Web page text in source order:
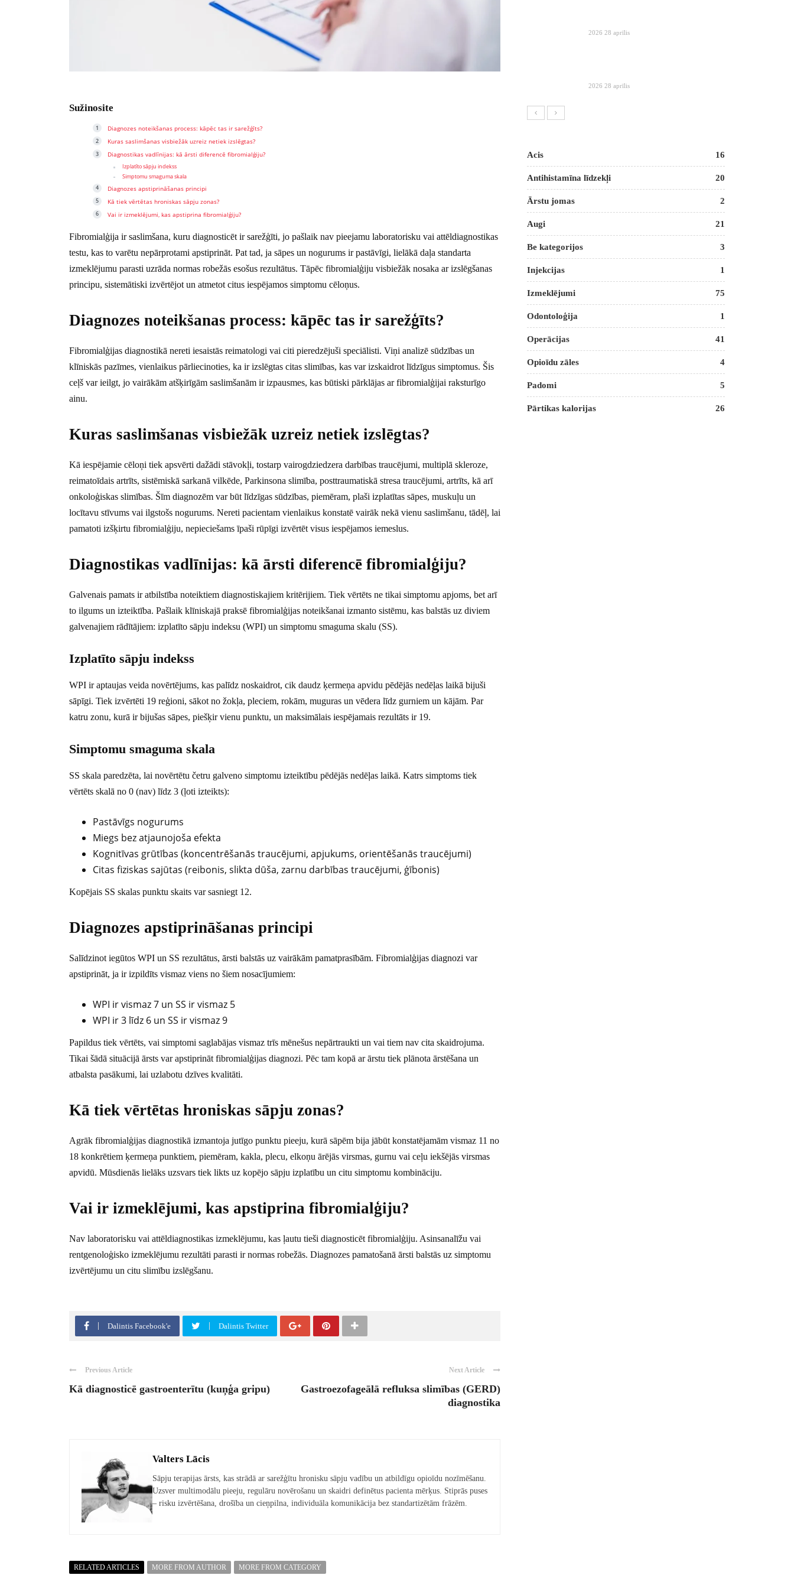
Sužinosite
Diagnozes noteikšanas process: kāpēc tas ir sarežģīts?
Kuras saslimšanas visbiežāk uzreiz netiek izslēgtas?
Diagnostikas vadlīnijas: kā ārsti diferencē fibromialģiju?
Izplatīto sāpju indekss
Simptomu smaguma skala
Diagnozes apstiprināšanas principi
Kā tiek vērtētas hroniskas sāpju zonas?
Vai ir izmeklējumi, kas apstiprina fibromialģiju?
Fibromialģija ir saslimšana, kuru diagnosticēt ir sarežģīti, jo pašlaik nav pieejamu laboratorisku vai attēldiagnostikas
testu, kas to varētu nepārprotami apstiprināt. Pat tad, ja sāpes un nogurums ir pastāvīgi, lielākā daļa standarta
izmeklējumu parasti uzrāda normas robežās esošus rezultātus. Tāpēc fibromialģiju visbiežāk nosaka ar izslēgšanas
principu, sistemātiski izvērtējot un atmetot citus iespējamos simptomu cēloņus.
Diagnozes noteikšanas process: kāpēc tas ir sarežģīts?
Fibromialģijas diagnostikā nereti iesaistās reimatologi vai citi pieredzējuši speciālisti. Viņi analizē sūdzības un
klīniskās pazīmes, vienlaikus pārliecinoties, ka ir izslēgtas citas slimības, kas var izskaidrot līdzīgus simptomus. Šis
ceļš var ieilgt, jo vairākām atšķirīgām saslimšanām ir izpausmes, kas būtiski pārklājas ar fibromialģijai raksturīgo
ainu.
Kuras saslimšanas visbiežāk uzreiz netiek izslēgtas?
Kā iespējamie cēloņi tiek apsvērti dažādi stāvokļi, tostarp vairogdziedzera darbības traucējumi, multiplā skleroze,
reimatoīdais artrīts, sistēmiskā sarkanā vilkēde, Parkinsona slimība, posttraumatiskā stresa traucējumi, artrīts, kā arī
onkoloģiskas slimības. Šīm diagnozēm var būt līdzīgas sūdzības, piemēram, plaši izplatītas sāpes, muskuļu un
locītavu stīvums vai ilgstošs nogurums. Nereti pacientam vienlaikus konstatē vairāk nekā vienu saslimšanu, tādēļ, lai
pamatoti izšķirtu fibromialģiju, nepieciešams īpaši rūpīgi izvērtēt visus iespējamos iemeslus.
Diagnostikas vadlīnijas: kā ārsti diferencē fibromialģiju?
Galvenais pamats ir atbilstība noteiktiem diagnostiskajiem kritērijiem. Tiek vērtēts ne tikai simptomu apjoms, bet arī
to ilgums un izteiktība. Pašlaik klīniskajā praksē fibromialģijas noteikšanai izmanto sistēmu, kas balstās uz diviem
galvenajiem rādītājiem: izplatīto sāpju indeksu (WPI) un simptomu smaguma skalu (SS).
Izplatīto sāpju indekss
WPI ir aptaujas veida novērtējums, kas palīdz noskaidrot, cik daudz ķermeņa apvidu pēdējās nedēļas laikā bijuši
sāpīgi. Tiek izvērtēti 19 reģioni, sākot no žokļa, pleciem, rokām, muguras un vēdera līdz gurniem un kājām. Par
katru zonu, kurā ir bijušas sāpes, piešķir vienu punktu, un maksimālais iespējamais rezultāts ir 19.
Simptomu smaguma skala
SS skala paredzēta, lai novērtētu četru galveno simptomu izteiktību pēdējās nedēļas laikā. Katrs simptoms tiek
vērtēts skalā no 0 (nav) līdz 3 (ļoti izteikts):
Pastāvīgs nogurums
Miegs bez atjaunojoša efekta
Kognitīvas grūtības (koncentrēšanās traucējumi, apjukums, orientēšanās traucējumi)
Citas fiziskas sajūtas (reibonis, slikta dūša, zarnu darbības traucējumi, ģībonis)
Kopējais SS skalas punktu skaits var sasniegt 12.
Diagnozes apstiprināšanas principi
Salīdzinot iegūtos WPI un SS rezultātus, ārsti balstās uz vairākām pamatprasībām. Fibromialģijas diagnozi var
apstiprināt, ja ir izpildīts vismaz viens no šiem nosacījumiem:
WPI ir vismaz 7 un SS ir vismaz 5
WPI ir 3 līdz 6 un SS ir vismaz 9
Papildus tiek vērtēts, vai simptomi saglabājas vismaz trīs mēnešus nepārtraukti un vai tiem nav cita skaidrojuma.
Tikai šādā situācijā ārsts var apstiprināt fibromialģijas diagnozi. Pēc tam kopā ar ārstu tiek plānota ārstēšana un
atbalsta pasākumi, lai uzlabotu dzīves kvalitāti.
Kā tiek vērtētas hroniskas sāpju zonas?
Agrāk fibromialģijas diagnostikā izmantoja jutīgo punktu pieeju, kurā sāpēm bija jābūt konstatējamām vismaz 11 no
18 konkrētiem ķermeņa punktiem, piemēram, kakla, plecu, elkoņu ārējās virsmas, gurnu vai ceļu iekšējās virsmas
apvidū. Mūsdienās lielāks uzsvars tiek likts uz kopējo sāpju izplatību un citu simptomu kombināciju.
Vai ir izmeklējumi, kas apstiprina fibromialģiju?
Nav laboratorisku vai attēldiagnostikas izmeklējumu, kas ļautu tieši diagnosticēt fibromialģiju. Asinsanalīžu vai
rentgenoloģisko izmeklējumu rezultāti parasti ir normas robežās. Diagnozes pamatošanā ārsti balstās uz simptomu
izvērtējumu un citu slimību izslēgšanu.
Dalintis Facebook'e Dalintis Twitter
Previous Article
Kā diagnosticē gastroenterītu (kuņģa gripu)
Next Article
Gastroezofageālā refluksa slimības (GERD)
diagnostika
Valters Lācis
Sāpju terapijas ārsts, kas strādā ar sarežģītu hronisku sāpju vadību un atbildīgu opioīdu nozīmēšanu.
Uzsver multimodālu pieeju, regulāru novērošanu un skaidri definētus pacienta mērķus. Stiprās puses
– risku izvērtēšana, drošība un cieņpilna, individuāla komunikācija bez standartizētām frāzēm.
RELATED ARTICLES MORE FROM AUTHOR MORE FROM CATEGORY
2026 28 aprīlis
2026 28 aprīlis
Acis 16
Antihistamīna līdzekļi 20
Ārstu jomas 2
Augi 21
Be kategorijos 3
Injekcijas 1
Izmeklējumi 75
Odontoloģija 1
Operācijas 41
Opioīdu zāles 4
Padomi 5
Pārtikas kalorijas 26